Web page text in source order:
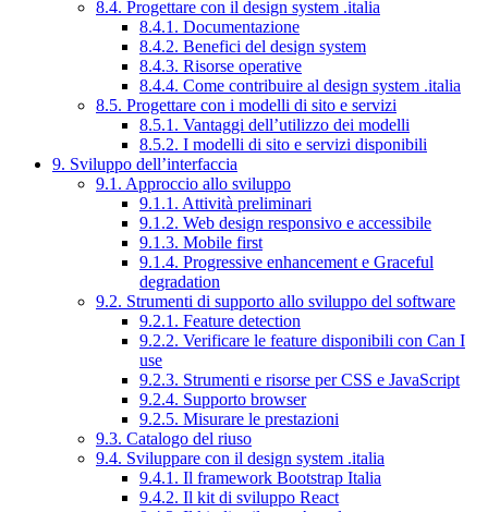
8.4. Progettare con il design system .italia
8.4.1. Documentazione
8.4.2. Benefici del design system
8.4.3. Risorse operative
8.4.4. Come contribuire al design system .italia
8.5. Progettare con i modelli di sito e servizi
8.5.1. Vantaggi dell’utilizzo dei modelli
8.5.2. I modelli di sito e servizi disponibili
9. Sviluppo dell’interfaccia
9.1. Approccio allo sviluppo
9.1.1. Attività preliminari
9.1.2. Web design responsivo e accessibile
9.1.3. Mobile first
9.1.4. Progressive enhancement e Graceful
degradation
9.2. Strumenti di supporto allo sviluppo del software
9.2.1. Feature detection
9.2.2. Verificare le feature disponibili con Can I
use
9.2.3. Strumenti e risorse per CSS e JavaScript
9.2.4. Supporto browser
9.2.5. Misurare le prestazioni
9.3. Catalogo del riuso
9.4. Sviluppare con il design system .italia
9.4.1. Il framework Bootstrap Italia
9.4.2. Il kit di sviluppo React